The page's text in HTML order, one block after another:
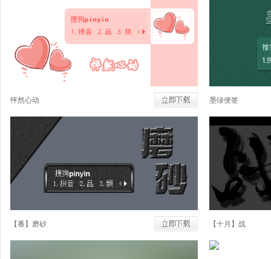
怦然心动 墨绿便签
【番】磨砂 【十月】战